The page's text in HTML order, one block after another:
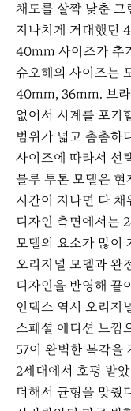
채도를 살짝 낮춘 그
지나치게 거대했던
40mm 사이즈가 추
슈오헤의 사이즈는
40mm, 36mm. 브
없어서 시계를 포기
범위가 넓고 촘촘하
사이즈에 따라서 선
블루 투톤 모델은
시간이 지나면 다
디자인 측면에서는
모델의 요소가 많이
오리지널 모델과 완
디자인을 반영해 끝
인덱스 역시 오리지
스페셜 에디션 느낌
57이 완벽한 복각을
2세대에서 호평 받
더해서 균형을 맞췄